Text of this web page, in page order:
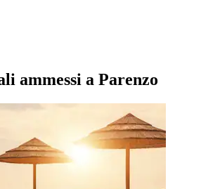
ammessi a Parenzo